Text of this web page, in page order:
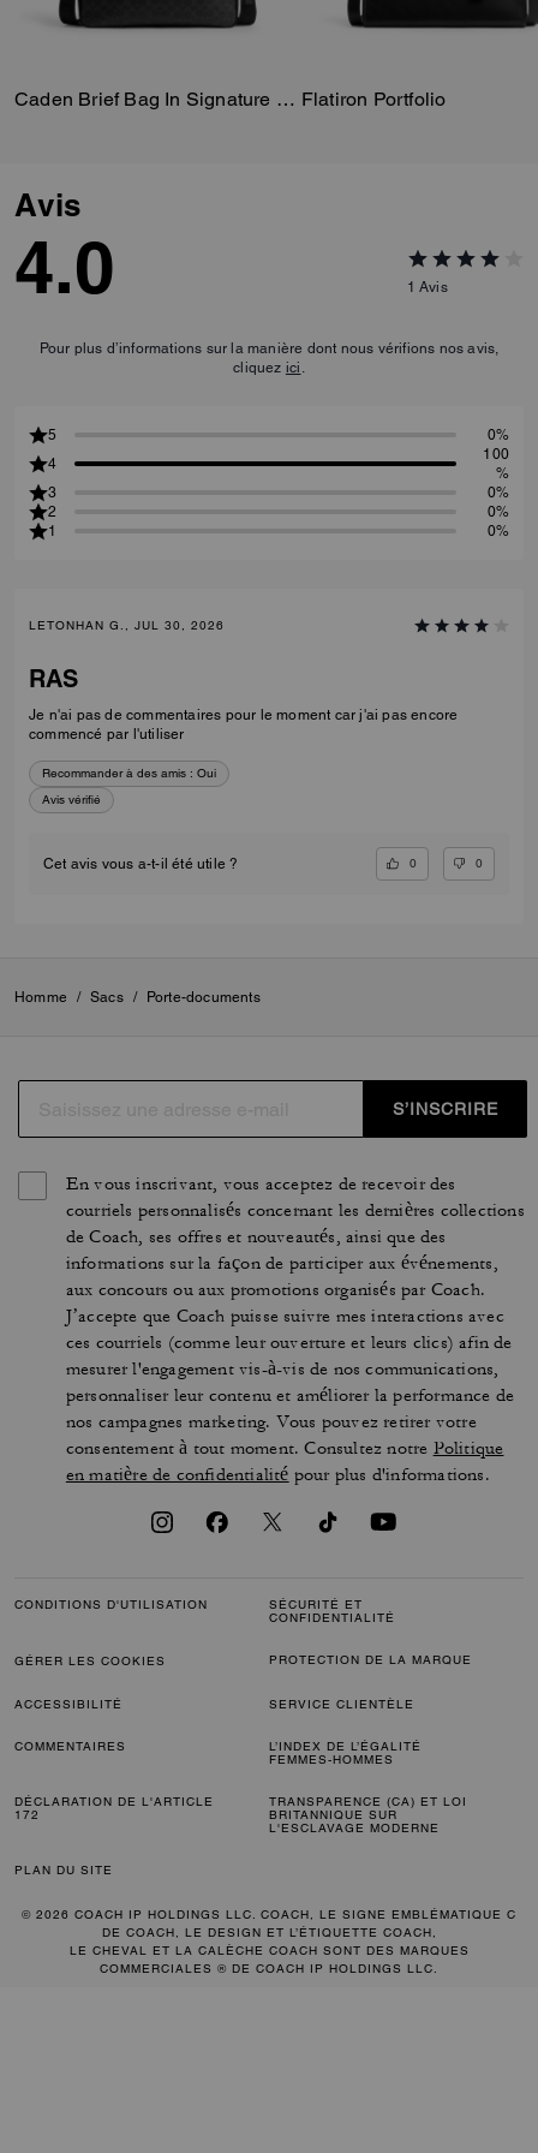
Caden Brief Bag In Signature Canvas Flatiron Portfolio
Avis
4.0 1 Avis
Pour plus d’informations sur la manière dont nous vérifions nos avis,
cliquez ici
5
0%
4
100
%
3
0%
2
0%
1
0%
LETONHAN G., JUL 30, 2026
RAS
Je n'ai pas de commentaires pour le moment car j'ai pas encore
commencé par l'utiliser
Recommander à des amis : Oui
Avis vérifié
Cet avis vous a-t-il été utile ? 0 0
Homme / Sacs / Porte-documents
S’INSCRIRE
En vous inscrivant, vous acceptez de recevoir des
courriels personnalisés concernant les dernières collections
de Coach, ses offres et nouveautés, ainsi que des
informations sur la façon de participer aux événements,
aux concours ou aux promotions organisés par Coach.
J’accepte que Coach puisse suivre mes interactions avec
ces courriels (comme leur ouverture et leurs clics) afin de
mesurer l'engagement vis-à-vis de nos communications,
personnaliser leur contenu et améliorer la performance de
nos campagnes marketing. Vous pouvez retirer votre
consentement à tout moment. Consultez notre Politique
en matière de confidentialité pour plus d'informations.
CONDITIONS D'UTILISATION
SÉCURITÉ ET
CONFIDENTIALITÉ
GÉRER LES COOKIES PROTECTION DE LA MARQUE
ACCESSIBILITÉ SERVICE CLIENTÈLE
COMMENTAIRES
L’INDEX DE L’ÉGALITÉ
FEMMES-HOMMES
DÉCLARATION DE L'ARTICLE
172
TRANSPARENCE (CA) ET LOI
BRITANNIQUE SUR
L'ESCLAVAGE MODERNE
PLAN DU SITE
© 2026 COACH IP HOLDINGS LLC. COACH, LE SIGNE EMBLÉMATIQUE C
DE COACH, LE DESIGN ET L’ÉTIQUETTE COACH,
LE CHEVAL ET LA CALÈCHE COACH SONT DES MARQUES
COMMERCIALES ® DE COACH IP HOLDINGS LLC.